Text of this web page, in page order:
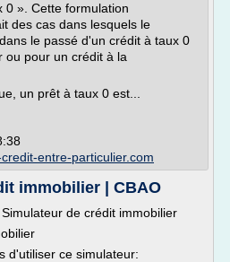
0 ». Cette formulation
des cas dans lesquels le
le passé d'un crédit à taux 0
ou pour un crédit à la
un prêt à taux 0 est...
entre-particulier.com
immobilier | CBAO
de crédit immobilier
d'utiliser ce simulateur: